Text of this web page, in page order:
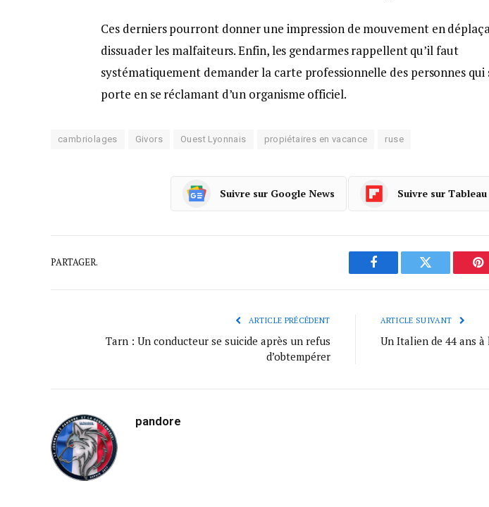
Ces derniers pourront donner une impression de mouvement en
dissuader les malfaiteurs. Enfin, les gendarmes rappellent qu’il faut
systématiquement demander la carte professionnelle des personnes qui
porte en se réclamant d’un organisme officiel.
cambriolages Givors Ouest Lyonnais propiétaires en vacance ruse
Suivre sur Google News Suivre sur
PARTAGER.
Facebook Twitter
ARTICLE PRÉCÉDENT
Tarn : Un conducteur se suicide après un refus
d’obtempérer
ARTICLE SUIVANT
Un Italien de 44 ans
pandore